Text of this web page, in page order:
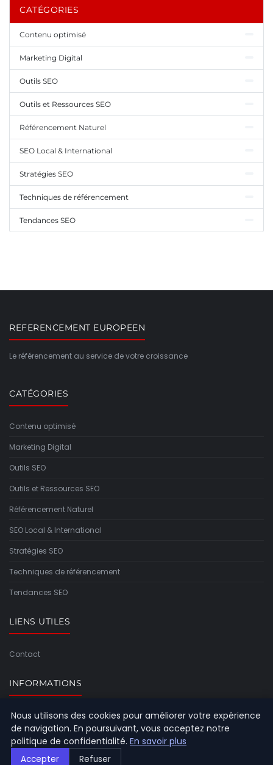
CATÉGORIES
Contenu optimisé
Marketing Digital
Outils SEO
Outils et Ressources SEO
Référencement Naturel
SEO Local & International
Stratégies SEO
Techniques de référencement
Tendances SEO
REFERENCEMENT EUROPEEN
Le référencement au service de votre croissance
CATÉGORIES
Contenu optimisé
Marketing Digital
Outils SEO
Outils et Ressources SEO
Référencement Naturel
SEO Local & International
Stratégies SEO
Techniques de référencement
Tendances SEO
LIENS UTILES
Contact
INFORMATIONS
Plan du site
Nous utilisons des cookies pour améliorer votre expérience
de navigation. En poursuivant, vous acceptez notre
politique de confidentialité. En savoir plus
Accepter Refuser